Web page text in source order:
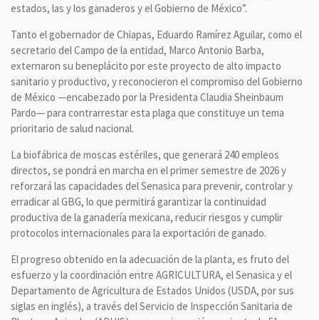
estados, las y los ganaderos y el Gobierno de México”.
Tanto el gobernador de Chiapas, Eduardo Ramírez Aguilar, como el
secretario del Campo de la entidad, Marco Antonio Barba,
externaron su beneplácito por este proyecto de alto impacto
sanitario y productivo, y reconocieron el compromiso del Gobierno
de México —encabezado por la Presidenta Claudia Sheinbaum
Pardo— para contrarrestar esta plaga que constituye un tema
prioritario de salud nacional.
La biofábrica de moscas estériles, que generará 240 empleos
directos, se pondrá en marcha en el primer semestre de 2026 y
reforzará las capacidades del Senasica para prevenir, controlar y
erradicar al GBG, lo que permitirá garantizar la continuidad
productiva de la ganadería mexicana, reducir riesgos y cumplir
protocolos internacionales para la exportación de ganado.
El progreso obtenido en la adecuación de la planta, es fruto del
esfuerzo y la coordinación entre AGRICULTURA, el Senasica y el
Departamento de Agricultura de Estados Unidos (USDA, por sus
siglas en inglés), a través del Servicio de Inspección Sanitaria de